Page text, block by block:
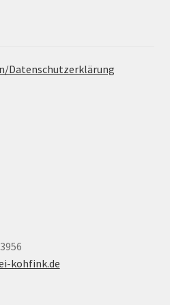
Datenschutzerklärung
kohfink.de